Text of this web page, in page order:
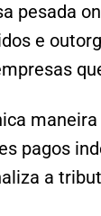
pesada
e
pagos
a